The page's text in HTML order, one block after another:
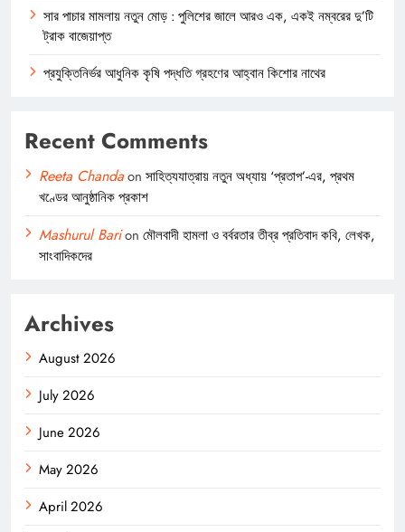
সার পাচার মামলায় নতুন মোড় : পুলিশের জালে আরও এক, একই নম্বরের দু’টি
ট্রাক বাজেয়াপ্ত
প্রযুক্তিনির্ভর আধুনিক কৃষি পদ্ধতি গ্রহণের আহ্বান কিশোর নাথের
Recent Comments
Reeta Chandaon সাহিত্যযাত্রায় নতুন অধ্যায় ‘প্রতাপ’-এর, প্রথম
খণ্ডের আনুষ্ঠানিক প্রকাশ
Mashurul Barion মৌলবাদী হামলা ও বর্বরতার তীব্র প্রতিবাদ কবি, লেখক,
সাংবাদিকদের
Archives
August 2026
July 2026
June 2026
May 2026
April 2026